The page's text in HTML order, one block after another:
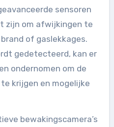
sensoren
zijn om afwijkingen te
of gaslekkages.
gedetecteerd, kan er
ondernomen om de
krijgen en mogelijke
bewakingscamera’s